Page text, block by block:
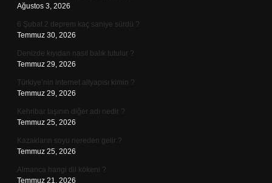
Ağustos 3, 2026
6 Şubat 2 deprem kaç saniye sürdü ?
Temmuz 30, 2026
Denizde kıyıdan nasıl balık tutulur ?
Temmuz 29, 2026
Türkiye’nin internet altyapısı kimin ?
Temmuz 29, 2026
Kehribar taşının diğer adı nedir ?
Temmuz 25, 2026
Kazakların soyu nereden gelir ?
Temmuz 25, 2026
Almanca hangi dil kökeni ?
Temmuz 21, 2026